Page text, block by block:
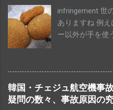
合計で147機も
だけで１兆7052
なんでしょうね
生活について
から、年金生活
とも、これらの
しなかった人（
infringement 世
ありますね 例
ー以外が手を使
りません。当
Japanese
also fun for non-
translate this
puts on the
韓国・チェジュ航空機事
疑問の数々、事故原因の